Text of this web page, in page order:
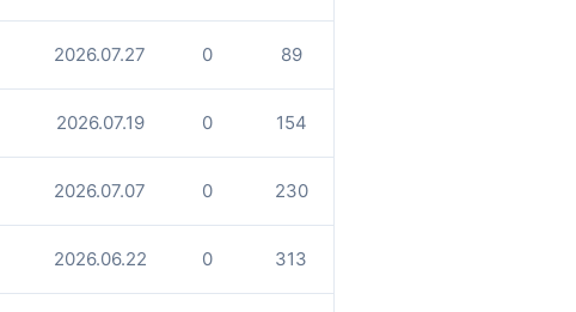
2026.07.27 0 89
2026.07.19 0 154
2026.07.07 0 230
2026.06.22 0 313